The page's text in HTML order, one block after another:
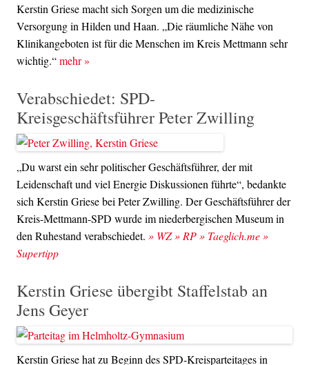
Kerstin Griese macht sich Sorgen um die medizinische
Versorgung in Hilden und Haan. „Die räumliche Nähe von
Klinikangeboten ist für die Menschen im Kreis Mettmann sehr
wichtig.“mehr»
Verabschiedet: SPD-
Kreisgeschäftsführer Peter Zwilling
„Du warst ein sehr politischer Geschäftsführer, der mit
Leidenschaft und viel Energie Diskussionen führte“, bedankte
sich Kerstin Griese bei Peter Zwilling. Der Geschäftsführer der
Kreis-Mettmann-SPD wurde im niederbergischen Museum in
den Ruhestand verabschiedet. » WZ» RP» Taeglich.me»
Supertipp
Kerstin Griese übergibt Staffelstab an
Jens Geyer
Kerstin Griese hat zu Beginn des SPD-Kreisparteitages in